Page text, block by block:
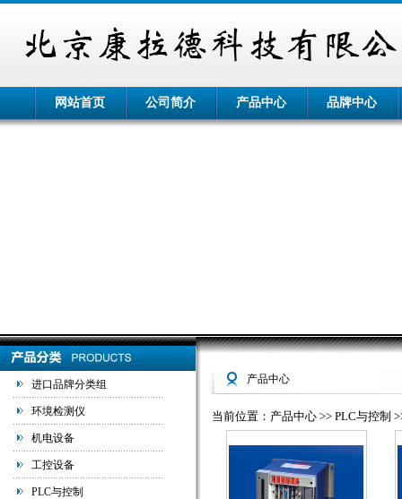
网站首页 公司简介 产品中心 品牌中心
进口品牌分类组
环境检测仪
机电设备
工控设备
PLC与控制
产品中心
当前位置：产品中心 >> PLC与控制